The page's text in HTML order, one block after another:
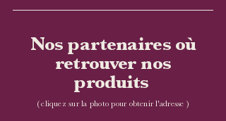
Nos partenaires où
retrouver nos
produits
(cliquez sur la photo pour obtenir l'adresse )